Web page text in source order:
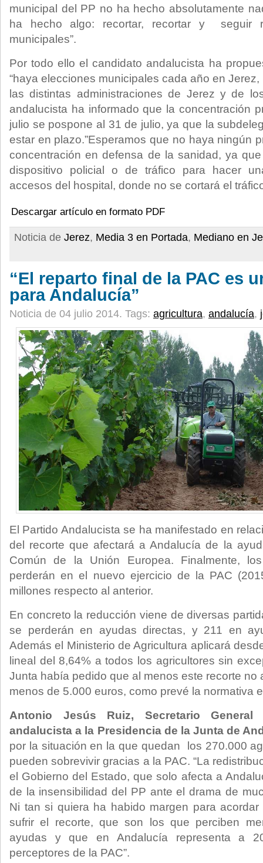
municipal del PP no ha hecho absolutamente
ha hecho algo: recortar, recortar y seguir
municipales”.
Por todo ello el candidato andalucista ha
“haya elecciones municipales cada año en
las distintas administraciones de Jerez y de
andalucista ha informado que la concentración
julio se pospone al 31 de julio, ya que la
estar en plazo.”Esperamos que no haya ningún
concentración en defensa de la sanidad, ya
dispositivo policial o de tráfico para hacer
accesos del hospital, donde no se cortará el
Descargar artículo en formato PDF
Noticia de Jerez, Media 3 en Portada, Mediano en
“El reparto final de la PAC es
para Andalucía”
Noticia de 04 julio 2014. Tags: agricultura, andalucía,
El Partido Andalucista se ha manifestado en
del recorte que afectará a Andalucía de la
Común de la Unión Europea. Finalmente,
perderán en el nuevo ejercicio de la PAC
millones respecto al anterior.
En concreto la reducción viene de diversas
se perderán en ayudas directas, y 211 en
Además el Ministerio de Agricultura aplicará
lineal del 8,64% a todos los agricultores sin
Junta había pedido que al menos este recorte no
menos de 5.000 euros, como prevé la normativa
Antonio Jesús Ruiz, Secretario
andalucista a la Presidencia de la Junta de
por la situación en la que quedan los 270.000
pueden sobrevivir gracias a la PAC. “La
el Gobierno del Estado, que solo afecta a
de la insensibilidad del PP ante el drama de
Ni tan si quiera ha habido margen para
sufrir el recorte, que son los que perciben
ayudas y que en Andalucía representa a
perceptores de la PAC”.